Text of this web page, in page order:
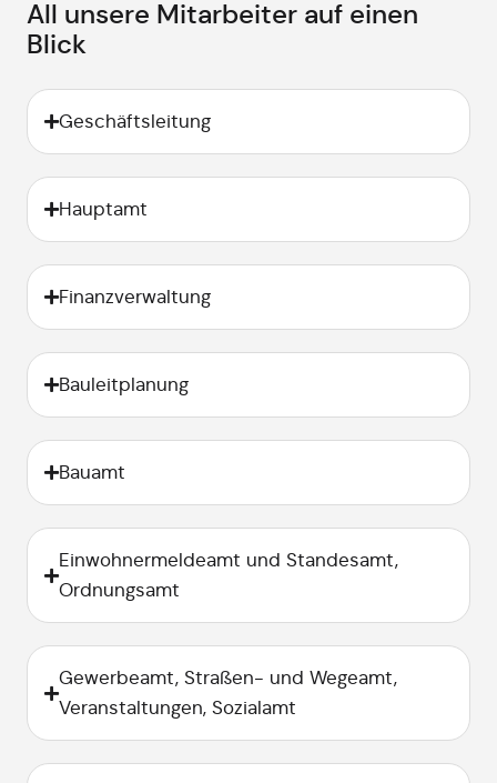
All unsere Mitarbeiter auf einen
Blick
Geschäftsleitung
Hauptamt
Finanzverwaltung
Bauleitplanung
Bauamt
Einwohnermeldeamt und Standesamt,
Ordnungsamt
Gewerbeamt, Straßen- und Wegeamt,
Veranstaltungen, Sozialamt